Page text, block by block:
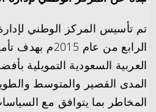
تم تأسيس المركز الوطني
الرابع من عام
العربية السعودية التمويلية
المدى القصير والمتوسط
المخاطر بما يتوافق مع